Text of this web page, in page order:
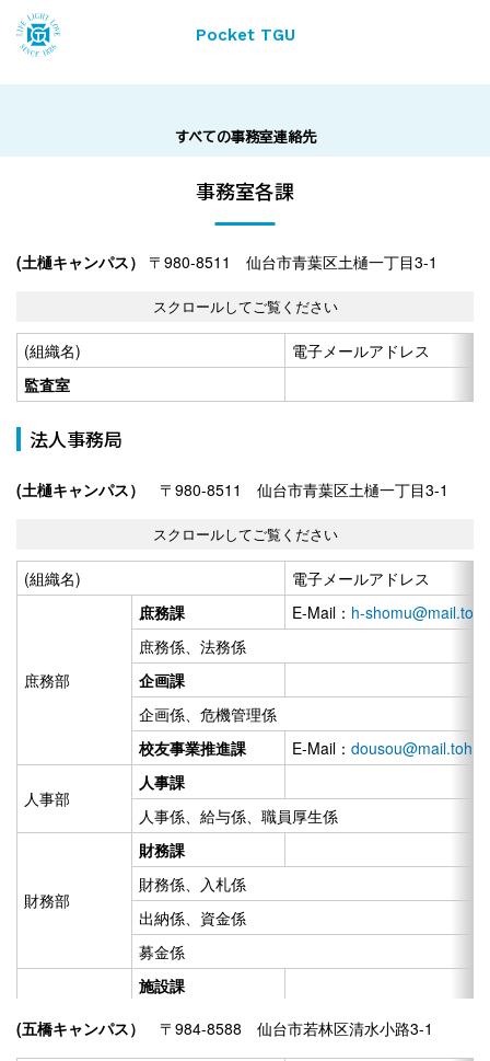
Pocket TGU
すべての事務室連絡先
事務室各課
(土樋キャンパス） 〒980-8511 仙台市青葉区土樋一丁目3-1
(組織名)
電子メールアドレス
監査室
法人事務局
(土樋キャンパス） 〒980-8511 仙台市青葉区土樋一丁目3-1
(組織名) 電子メールアドレス
庶務部
庶務課 E-Mail： h-
庶務係、法務係
企画課
企画係、危機管理係
校友事業推進課
E-Mail：
人事部
人事課
人事係、給与係、職員厚生係
財務部
財務課
財務係、入札係
出納係、資金係
募金係
施設部
施設課
施設係
キャンパス整備課
(五橋キャンパス） 〒984-8588 仙台市若林区清水小路3-1